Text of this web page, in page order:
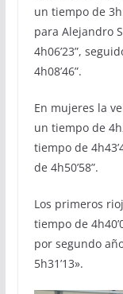
un tiempo de
para Alejandro
4h06’23”,
4h08’46”.
En mujeres la
un tiempo de
tiempo de
de 4h50’58”.
Los primeros
tiempo de
por segundo
5h31’13».